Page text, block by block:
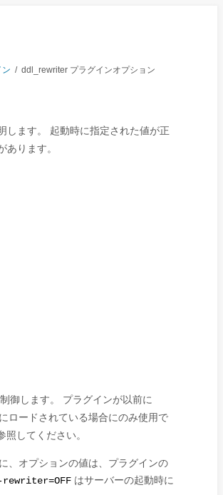
ン / ddl_rewriter プラグインオプション
します。 起動時に指定された値が正
ります。
御します。 プラグインが以前に
にロードされている場合にのみ使用で
照してください。
、オプションの値は、プラグインの
はサーバーの起動時に